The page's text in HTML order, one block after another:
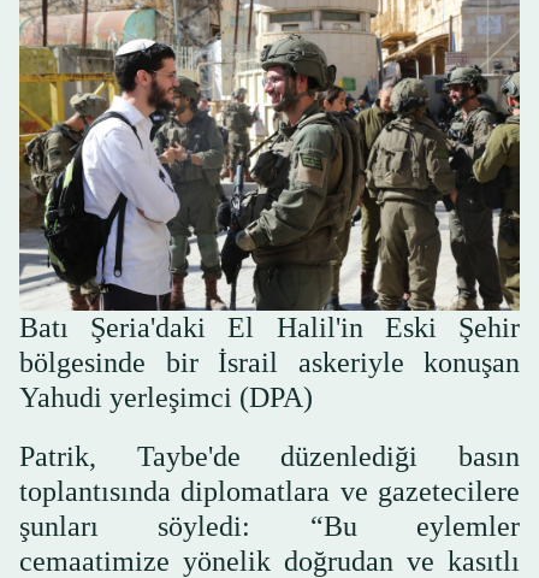
Batı Şeria'daki El Halil'in Eski Şehir
bölgesinde bir İsrail askeriyle konuşan
Yahudi yerleşimci (DPA)
Patrik, Taybe'de düzenlediği basın
toplantısında diplomatlara ve gazetecilere
şunları söyledi: “Bu eylemler
cemaatimize yönelik doğrudan ve kasıtlı